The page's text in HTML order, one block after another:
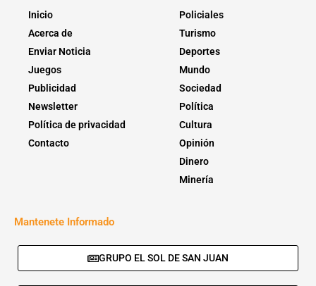
Inicio
Acerca de
Enviar Noticia
Juegos
Publicidad
Newsletter
Política de privacidad
Contacto
Policiales
Turismo
Deportes
Mundo
Sociedad
Política
Cultura
Opinión
Dinero
Minería
Mantenete Informado
GRUPO EL SOL DE SAN JUAN